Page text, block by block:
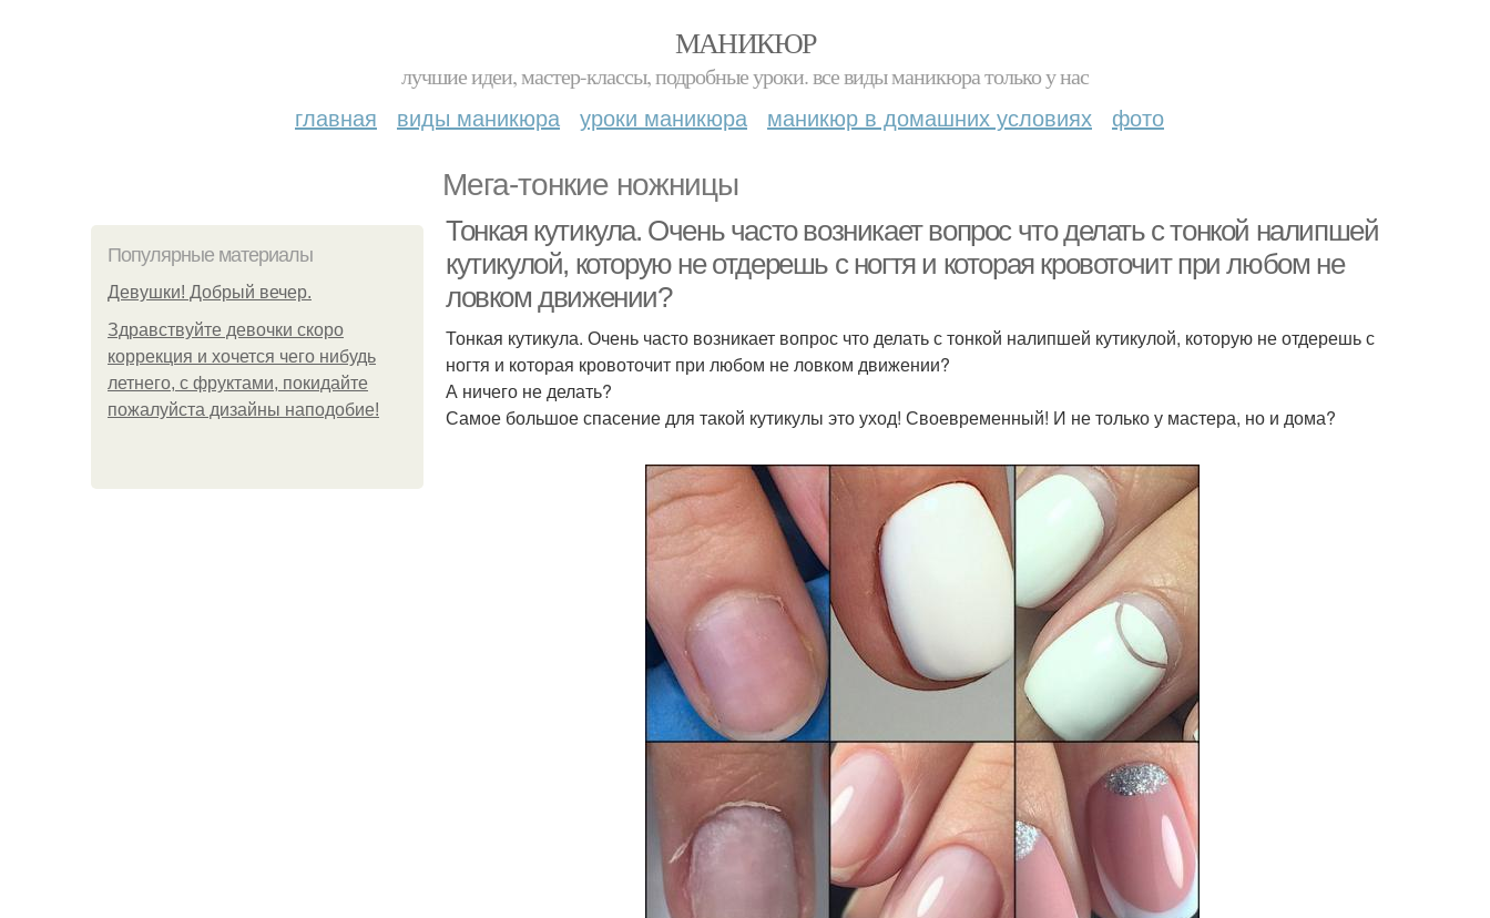
МАНИКЮР
лучшие идеи, мастер-классы, подробные уроки. все виды маникюра только у нас
главная виды маникюра уроки маникюра маникюр в домашних условиях фото
Мега-тонкие ножницы
Популярные материалы
Девушки! Добрый вечер.
Здравствуйте девочки скоро
коррекция и хочется чего нибудь
летнего, с фруктами, покидайте
пожалуйста дизайны наподобие!
Тонкая кутикула. Очень часто возникает вопрос что делать с тонкой налипшей
кутикулой, которую не отдерешь с ногтя и которая кровоточит при любом не
ловком движении?
Тонкая кутикула. Очень часто возникает вопрос что делать с тонкой налипшей кутикулой, которую не отдерешь с
ногтя и которая кровоточит при любом не ловком движении?
А ничего не делать?
Самое большое спасение для такой кутикулы это уход! Своевременный! И не только у мастера, но и дома?